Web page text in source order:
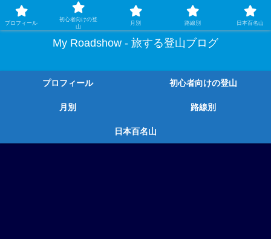
ガチ登山ではなく、グルメや温泉、観光もする旅する登山
My Roadshow - 旅する登山ブログ
プロフィール 初心者向けの登山
月別 路線別
日本百名山
プロフィール
初心者向けの登
山
月別 路線別 日本百名山